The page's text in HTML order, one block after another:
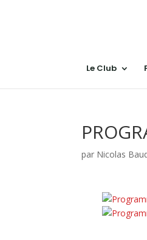
Le Club
par Nicolas